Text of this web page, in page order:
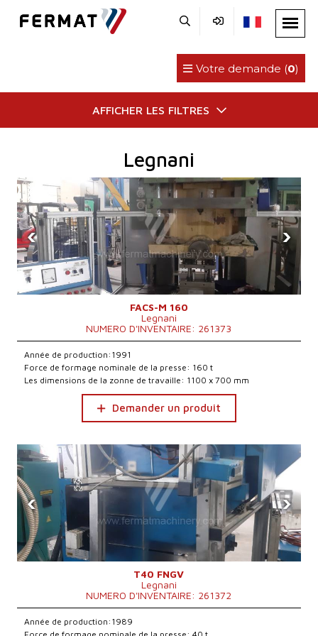
Votre demande (0)
AFFICHER LES FILTRES
Legnani
‹ ›
FACS-M 160
Legnani
NUMERO D'INVENTAIRE: 261373
Année de production:1991
Force de formage nominale de la presse: 160 t
Les dimensions de la zonne de travaille: 1100 x 700 mm
Demander un produit
‹ ›
T40 FNGV
Legnani
NUMERO D'INVENTAIRE: 261372
Année de production:1989